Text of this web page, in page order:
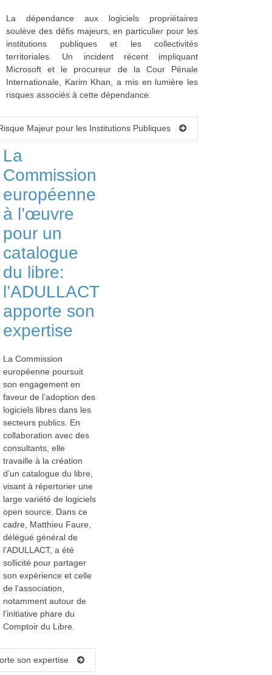
La dépendance aux logiciels propriétaires
soulève des défis majeurs, en particulier pour les
institutions publiques et les collectivités
territoriales. Un incident récent impliquant
Microsoft et le procureur de la Cour Pénale
Internationale, Karim Khan, a mis en lumière les
risques associés à cette dépendance.
Majeur pour les Institutions Publiques
La
Commission
européenne
à l’œuvre
pour un
catalogue
du libre:
l’ADULLACT
apporte son
expertise
La Commission
européenne poursuit
son engagement en
faveur de l’adoption des
logiciels libres dans les
secteurs publics. En
collaboration avec des
consultants, elle
travaille à la création
d’un catalogue du libre,
visant à répertorier une
large variété de logiciels
open source. Dans ce
cadre, Matthieu Faure,
délégué général de
l’ADULLACT, a été
sollicité pour partager
son expérience et celle
de l’association,
notamment autour de
l’initiative phare du
Comptoir du Libre.
son expertise